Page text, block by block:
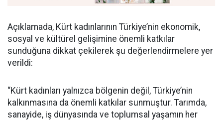
Açıklamada, Kürt kadınlarının Türkiye’nin ekonomik,
sosyal ve kültürel gelişimine önemli katkılar
sunduğuna dikkat çekilerek şu değerlendirmelere yer
verildi:
“Kürt kadınları yalnızca bölgenin değil, Türkiye’nin
kalkınmasına da önemli katkılar sunmuştur. Tarımda,
sanayide, iş dünyasında ve toplumsal yaşamın her